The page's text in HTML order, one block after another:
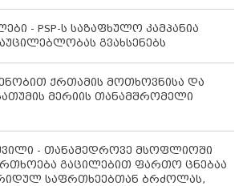
- PSP-ს საზაფხულო კამპანია
გვახსენებს
ქრთამის მოთხოვნისა და
მერიის თანამშრომელი
- თანამედროვე მსოფლიოში
გაცილებით ფართო ცნებაა
საფრთხეებთან ბრძოლას,